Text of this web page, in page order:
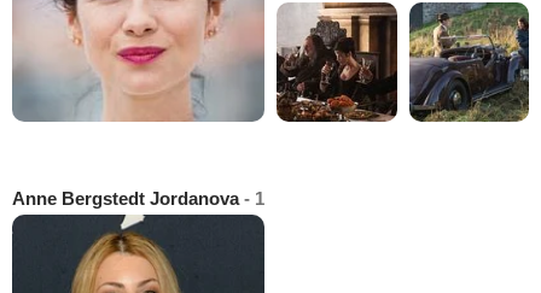
Anne Bergstedt Jordanova- 1